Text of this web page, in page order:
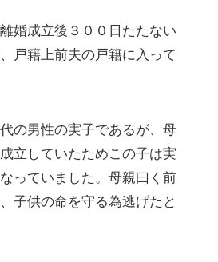
婚成立後３００日たたない
戸籍上前夫の戸籍に入って
の男性の実子であるが、母
立していたためこの子は実
っていました。母親曰く前
子供の命を守る為逃げたと